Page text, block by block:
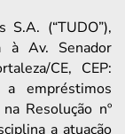
(“TUDO”),
à Av. Senador
CE, CEP:
empréstimos
Resolução nº
a atuação